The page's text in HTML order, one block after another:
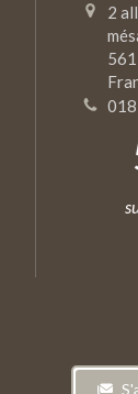
2